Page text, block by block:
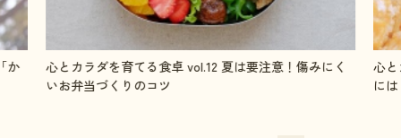
みにく
心とカラダを育てる食卓 vol.11 毎日チャージ！成長期
には「鉄」を摂ろう